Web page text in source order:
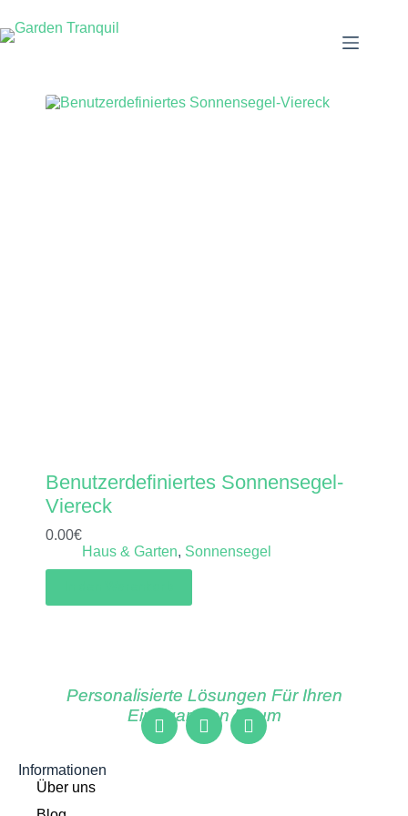
Benutzerdefiniertes Sonnensegel-
Viereck
0.00€
Haus & Garten, Sonnensegel
Personalisierte Lösungen Für Ihren
Einzigartigen Raum
Informationen
Über uns